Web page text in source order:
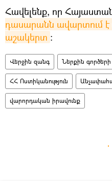
Հավելենք, որ
դասարանն ավարտում է
աշակերտ ։
Վերջին զանգ Ներքին
ՀՀ Ոստիկանություն
վարորդական իրավունք